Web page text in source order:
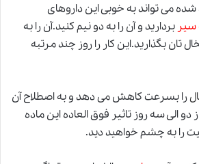
می تواند به خوبی این داروهای
سیر بردارید و آن را به دو نیم کنید.آن را به
تبخال تان بگذارید.این کار را روز چند مرتبه
را بسرعت کاهش می دهد و به اصطلاح آن
الی سه روز تاثیر فوق العاده این ماده
را به چشم خواهید دید.